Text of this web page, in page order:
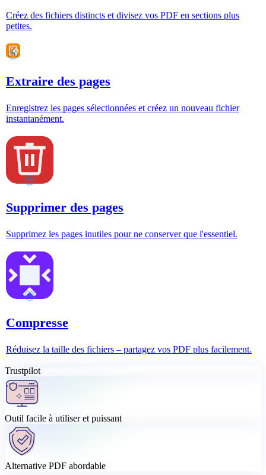
Créez des fichiers distincts et divisez vos PDF en sections plus
petites.
Extraire des pages
Enregistrez les pages sélectionnées et créez un nouveau fichier
instantanément.
Supprimer des pages
Supprimez les pages inutiles pour ne conserver que l'essentiel.
Compresse
Réduisez la taille des fichiers – partagez vos PDF plus facilement.
Trustpilot
Outil facile à utiliser et puissant
Alternative PDF abordable